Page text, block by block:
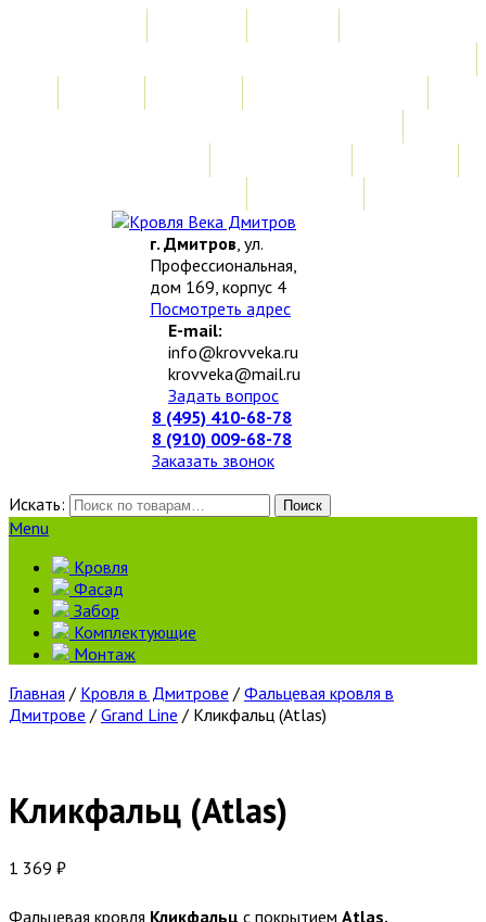
г. Дмитров, ул.
Профессиональная,
дом 169, корпус 4
Посмотреть адрес
E-mail:
info@krovveka.ru
krovveka@mail.ru
Задать вопрос
8 (495) 410-68-78
8 (910) 009-68-78
Заказать звонок
Искать:
Поиск
Menu
Кровля
Фасад
Забор
Комплектующие
Монтаж
Главная / Кровля в Дмитрове / Фальцевая кровля в
Дмитрове / Grand Line / Кликфальц (Atlas)
Кликфальц (Atlas)
1 369 ₽
Фальцевая кровля Кликфальц с покрытием Atlas.